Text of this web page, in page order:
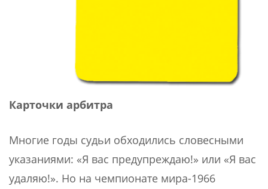
Карточки арбитра
Многие годы судьи обходились словесными
указаниями: «Я вас предупреждаю!» или «Я вас
удаляю!». Но на чемпионате мира-1966